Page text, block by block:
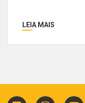
LEIA MAIS